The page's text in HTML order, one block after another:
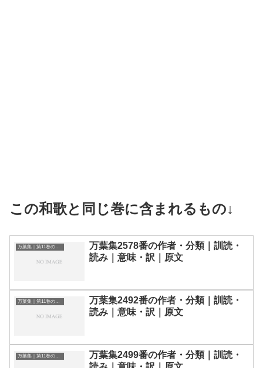
この和歌と同じ巻に含まれるもの↓
万葉集｜第11巻の和歌一覧
万葉集2578番の作者・分類｜訓読・
読み｜意味・訳｜原文
万葉集｜第11巻の和歌一覧
万葉集2492番の作者・分類｜訓読・
読み｜意味・訳｜原文
万葉集｜第11巻の和歌一覧
万葉集2499番の作者・分類｜訓読・